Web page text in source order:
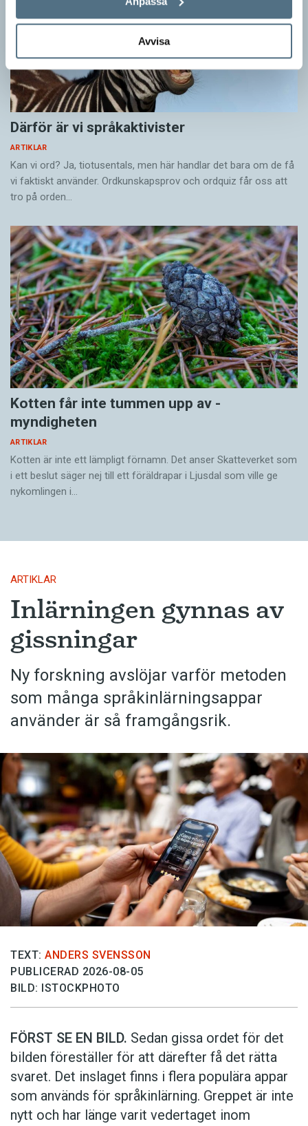
Avvisa
Därför är vi språkaktivister
ARTIKLAR
Kan vi ord? Ja, tiotusentals, men här handlar det bara om de få
vi faktiskt använder. Ordkunskapsprov och ordquiz får oss att
tro på orden…
Kotten får inte tummen upp av ­
myndigheten
ARTIKLAR
Kotten är inte ett lämpligt förnamn. Det anser Skatte­verket som
i ett beslut säger nej till ett föräldra­par i Ljusdal som ville ge
nykomlingen i…
ARTIKLAR
Inlärningen gynnas av
gissningar
Ny forskning avslöjar varför metoden
som många språkinlärningsappar
använder är så framgångsrik.
TEXT: ANDERS SVENSSON
PUBLICERAD 2026-08-05
BILD: ISTOCKPHOTO
FÖRST SE EN BILD. Sedan gissa ordet för det
bilden föreställer för att därefter få det rätta
svaret. Det inslaget finns i flera populära appar
som används för språkinlärning. Greppet är inte
nytt och har länge varit vedertaget inom